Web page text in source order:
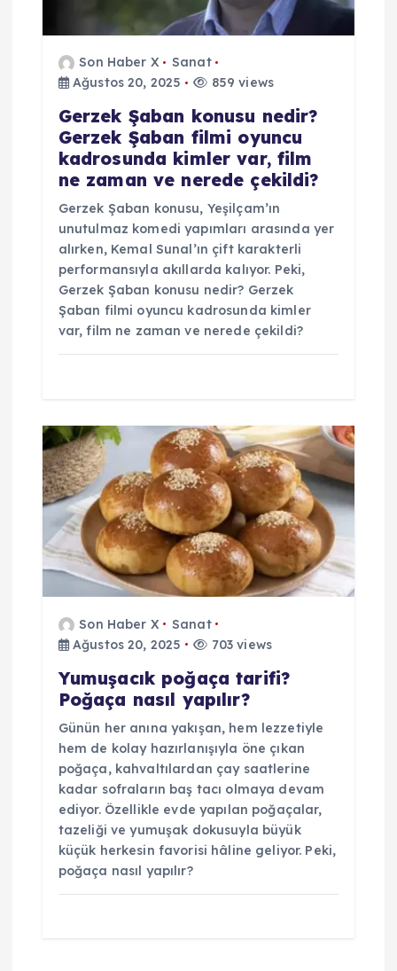
Son Haber X
Sanat
Ağustos 20, 2025
859 views
Gerzek Şaban konusu nedir?
Gerzek Şaban filmi oyuncu
kadrosunda kimler var, film
ne zaman ve nerede çekildi?
Gerzek Şaban konusu, Yeşilçam’ın
unutulmaz komedi yapımları arasında yer
alırken, Kemal Sunal’ın çift karakterli
performansıyla akıllarda kalıyor. Peki,
Gerzek Şaban konusu nedir? Gerzek
Şaban filmi oyuncu kadrosunda kimler
var, film ne zaman ve nerede çekildi?
Son Haber X
Sanat
Ağustos 20, 2025
703 views
Yumuşacık poğaça tarifi?
Poğaça nasıl yapılır?
Günün her anına yakışan, hem lezzetiyle
hem de kolay hazırlanışıyla öne çıkan
poğaça, kahvaltılardan çay saatlerine
kadar sofraların baş tacı olmaya devam
ediyor. Özellikle evde yapılan poğaçalar,
tazeliği ve yumuşak dokusuyla büyük
küçük herkesin favorisi hâline geliyor. Peki,
poğaça nasıl yapılır?